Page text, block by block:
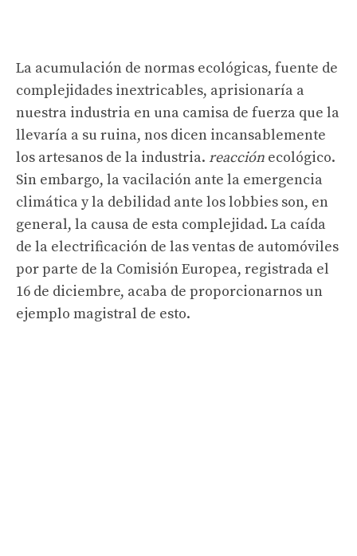
La acumulación de normas ecológicas, fuente de
complejidades inextricables, aprisionaría a
nuestra industria en una camisa de fuerza que la
llevaría a su ruina, nos dicen incansablemente
los artesanos de la industria. reacción ecológico.
Sin embargo, la vacilación ante la emergencia
climática y la debilidad ante los lobbies son, en
general, la causa de esta complejidad. La caída
de la electrificación de las ventas de automóviles
por parte de la Comisión Europea, registrada el
16 de diciembre, acaba de proporcionarnos un
ejemplo magistral de esto.